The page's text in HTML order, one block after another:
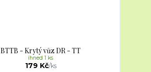
BTTB - Krytý vůz DR - TT
179 Kč/ks
ihned 1 ks